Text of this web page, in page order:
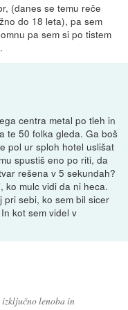
(danes se temu reče
do 18 leta), pa sem
pa sem si po tistem
centra metal po tleh in
te 50 folka gleda. Ga boš
pol ur sploh hotel uslišat
spustiš eno po riti, da
rešena v 5 sekundah?
ko mulc vidi da ni heca.
pri sebi, ko sem bil sicer
kot sem videl v
lenoba in